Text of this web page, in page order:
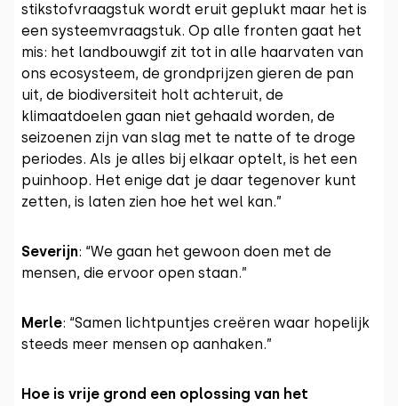
stikstofvraagstuk wordt eruit geplukt maar het is
een systeemvraagstuk. Op alle fronten gaat het
mis: het landbouwgif zit tot in alle haarvaten van
ons ecosysteem, de grondprijzen gieren de pan
uit, de biodiversiteit holt achteruit, de
klimaatdoelen gaan niet gehaald worden, de
seizoenen zijn van slag met te natte of te droge
periodes. Als je alles bij elkaar optelt, is het een
puinhoop. Het enige dat je daar tegenover kunt
zetten, is laten zien hoe het wel kan.”
Severijn: “We gaan het gewoon doen met de
mensen, die ervoor open staan.”
Merle: “Samen lichtpuntjes creëren waar hopelijk
steeds meer mensen op aanhaken.”
Hoe is vrije grond een oplossing van het